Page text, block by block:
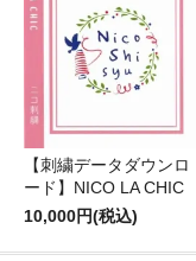
【刺繍データダウンロ
ード】NICO LA CHIC
10,000円(税込)